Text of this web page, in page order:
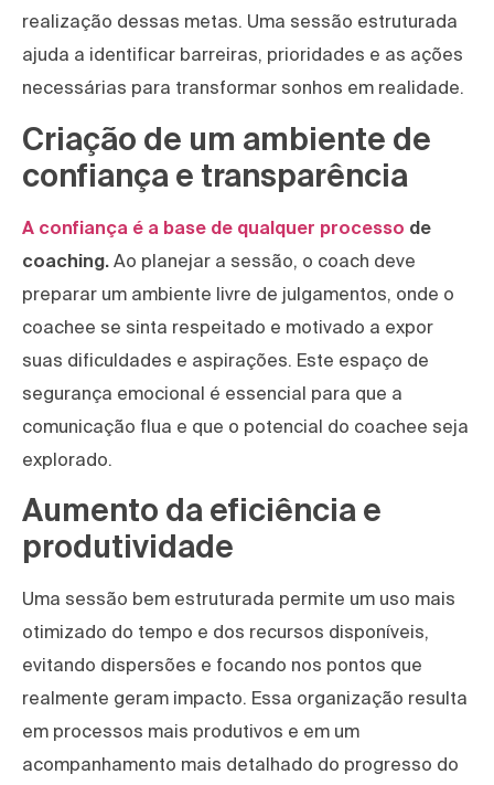
realização dessas metas. Uma sessão estruturada
ajuda a identificar barreiras, prioridades e as ações
necessárias para transformar sonhos em realidade.
Criação de um ambiente de
confiança e transparência
A confiança é a base de qualquer processo de
coaching. Ao planejar a sessão, o coach deve
preparar um ambiente livre de julgamentos, onde o
coachee se sinta respeitado e motivado a expor
suas dificuldades e aspirações. Este espaço de
segurança emocional é essencial para que a
comunicação flua e que o potencial do coachee seja
explorado.
Aumento da eficiência e
produtividade
Uma sessão bem estruturada permite um uso mais
otimizado do tempo e dos recursos disponíveis,
evitando dispersões e focando nos pontos que
realmente geram impacto. Essa organização resulta
em processos mais produtivos e em um
acompanhamento mais detalhado do progresso do